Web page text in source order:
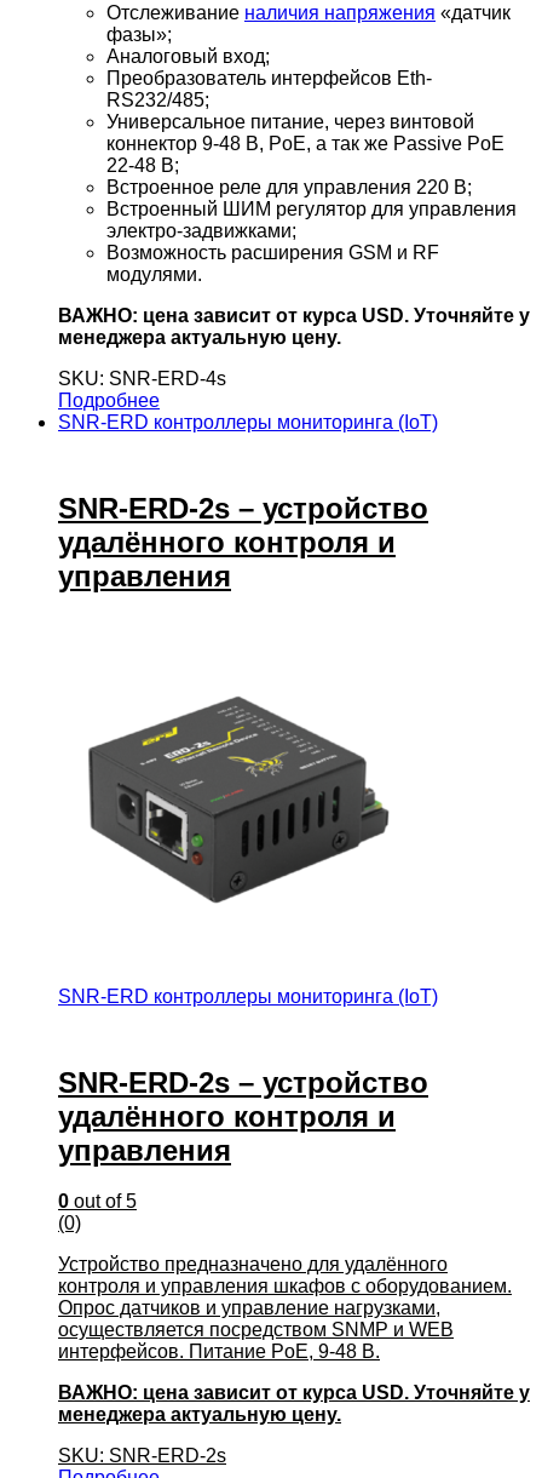
Отслеживание наличия напряжения «датчик
фазы»;
Аналоговый вход;
Преобразователь интерфейсов Eth-
RS232/485;
Универсальное питание, через винтовой
коннектор 9-48 В, PoE, а так же Passive PoE
22-48 В;
Встроенное реле для управления 220 В;
Встроенный ШИМ регулятор для управления
электро-задвижками;
Возможность расширения GSM и RF
модулями.
ВАЖНО: цена зависит от курса USD. Уточняйте у
менеджера актуальную цену.
SKU: SNR-ERD-4s
Подробнее
SNR-ERD контроллеры мониторинга (IoT)
SNR-ERD-2s – устройство
удалённого контроля и
управления
SNR-ERD контроллеры мониторинга (IoT)
SNR-ERD-2s – устройство
удалённого контроля и
управления
0 out of 5
(0)
Устройство предназначено для удалённого
контроля и управления шкафов с оборудованием.
Опрос датчиков и управление нагрузками,
осуществляется посредством SNMP и WEB
интерфейсов. Питание PoE, 9-48 В.
ВАЖНО: цена зависит от курса USD. Уточняйте у
менеджера актуальную цену.
SKU: SNR-ERD-2s